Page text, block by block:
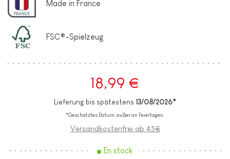
Made in France
FSC®-Spielzeug
18,99 €
Lieferung bis spätestens 13/08/2026*
*Geschätztes Datum, außer an Feiertagen.
Versandkostenfrei ab 45€
En stock